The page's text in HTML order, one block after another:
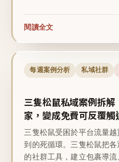
閱讀全文
每週案例分析 私域社群
三隻松鼠私域案例拆
家，變成免費可反覆觸
三隻松鼠受困於平台流量
到的死循環。三隻松鼠把
的社群工具，建立包裹導流